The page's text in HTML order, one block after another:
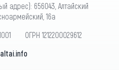
адрес): 656043, Алтайский
16а
ОГРН 1212200029612